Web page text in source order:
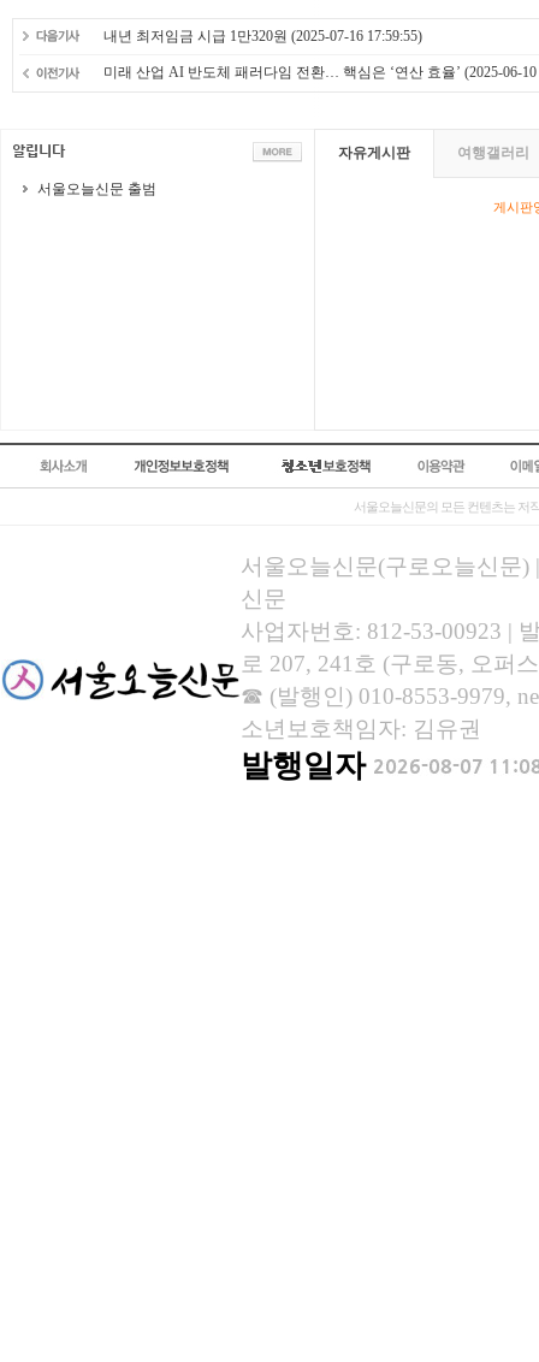
내년 최저임금 시급 1만320원 (2025-07-16 17:59:55)
미래 산업 AI 반도체 패러다임 전환… 핵심은 ‘연산 효율’ (2025-06-
서울오늘신문 출범
자유게시판 여행갤러리
게시판
서울오늘신문의 모든 컨텐츠는 저
서울오늘신문(구로오늘신문)
신문
사업자번호: 812-53-00923 |
로 207, 241호 (구로동, 오퍼
☎ (발행인) 010-8553-9979,
소년보호책임자: 김유권
발행일자